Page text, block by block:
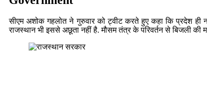
सीएम अशोक गहलोत ने गुरुवार को ट्वीट करते हुए कहा कि प्रदेश
राजस्थान भी इससे अछूता नहीं है. मौसम तंत्र के परिवर्तन से बिजली की